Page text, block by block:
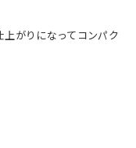
がりになってコンパク